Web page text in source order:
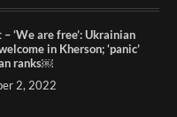
‘We are free’: Ukrainian
in Kherson; ‘panic’
ranks￼
2, 2022